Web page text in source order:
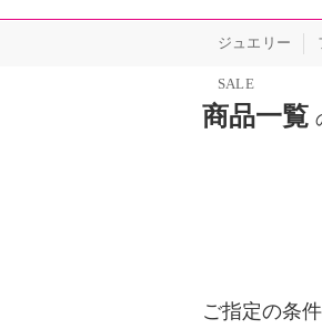
ジュエリー
SALE
商品一覧
ご指定の条